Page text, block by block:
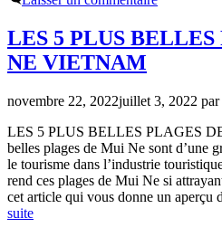
LES 5 PLUS
NE VIETNAM
novembre 22, 2022juillet 3, 2022 par
LES 5 PLUS BELLES PLAGES
belles plages de Mui Ne sont d’une
le tourisme dans l’industrie
rend ces plages de Mui Ne si
cet article qui vous donne un aperçu
suite